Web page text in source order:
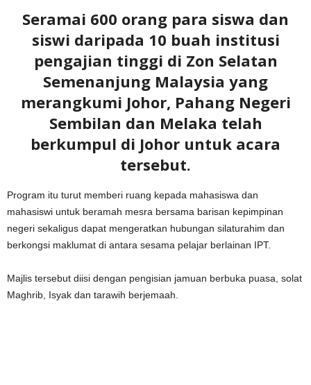
Seramai 600 orang para siswa dan
siswi daripada 10 buah institusi
pengajian tinggi di Zon Selatan
Semenanjung Malaysia yang
merangkumi Johor, Pahang Negeri
Sembilan dan Melaka telah
berkumpul di Johor untuk acara
tersebut.
Program itu turut memberi ruang kepada mahasiswa dan
mahasiswi untuk beramah mesra bersama barisan kepimpinan
negeri sekaligus dapat mengeratkan hubungan silaturahim dan
berkongsi maklumat di antara sesama pelajar berlainan IPT.
Majlis tersebut diisi dengan pengisian jamuan berbuka puasa, solat
Maghrib, Isyak dan tarawih berjemaah.